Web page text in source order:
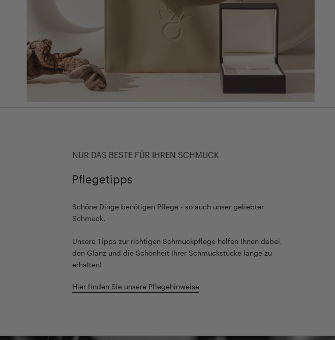
NUR DAS BESTE FÜR IHREN SCHMUCK
Pflegetipps
Schöne Dinge benötigen Pflege - so auch unser geliebter
Schmuck.
Unsere Tipps zur richtigen Schmuckpflege helfen Ihnen dabei,
den Glanz und die Schönheit Ihrer Schmuckstücke lange zu
erhalten!
Hier finden Sie unsere Pflegehinweise